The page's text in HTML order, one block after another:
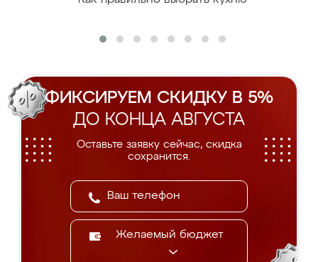
ФИКСИРУЕМ СКИДКУ В 5%
ДО КОНЦА АВГУСТА
Оставьте заявку сейчас, скидка
сохранится.
Желаемый бюджет